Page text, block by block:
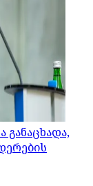
განაცხადა,